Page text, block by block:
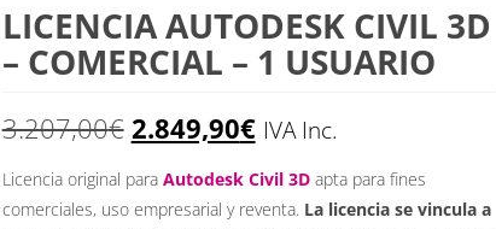
LICENCIA AUTODESK CIVIL 3D
– COMERCIAL – 1 USUARIO
3.207,00€ El
precio
original
2.849,90€El
precio
actual
IVA Inc.
Licencia original para Autodesk Civil 3D apta para fines
comerciales, uso empresarial y reventa. La licencia se vincula a